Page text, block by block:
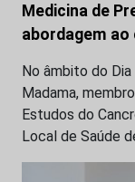
Medicina de
abordagem
No âmbito do
Madama,
Estudos do
Local de Saúde